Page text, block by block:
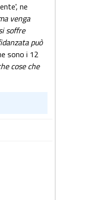
ne
venga
soffre
può
sono i 12
cose che